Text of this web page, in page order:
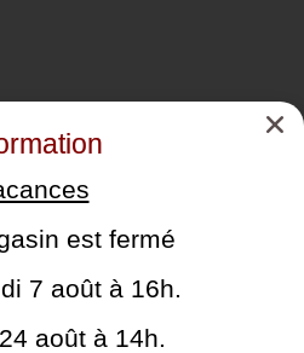
est fermé
7 août à 16h.
août à 14h.